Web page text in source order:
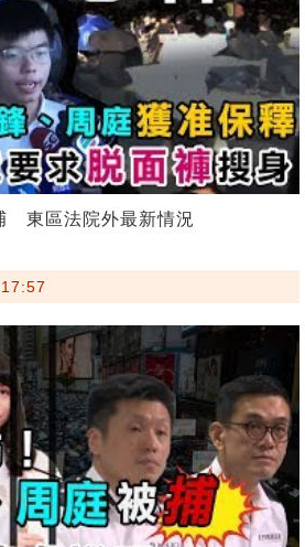
東區法院外最新情況